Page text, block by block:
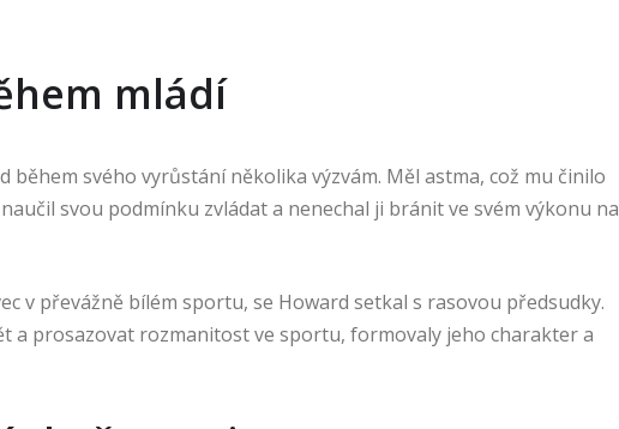
mládí
svého vyrůstání několika výzvám. Měl astma, což mu činilo
svou podmínku zvládat a nenechal ji bránit ve svém výkonu na
v převážně bílém sportu, se Howard setkal s rasovou předsudky.
a prosazovat rozmanitost ve sportu, formovaly jeho charakter a